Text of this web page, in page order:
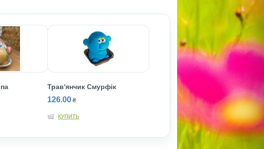
Трав'янчик Смурфiк
126.00 ₴
КУПИТЬ